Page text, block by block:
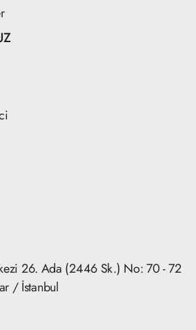
26. Ada (2446 Sk.) No: 70 - 72
/ İstanbul